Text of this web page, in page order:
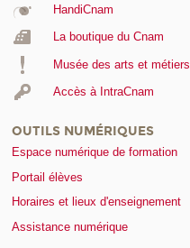
HandiCnam
La boutique du Cnam
Musée des arts et métiers
Accès à IntraCnam
OUTILS NUMÉRIQUES
Espace numérique de formation
Portail élèves
Horaires et lieux d'enseignement
Assistance numérique